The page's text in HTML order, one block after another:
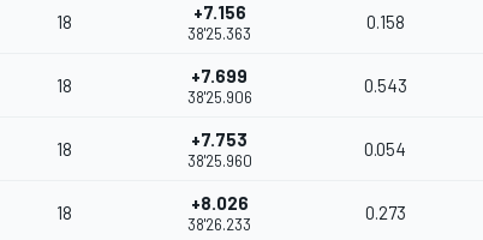
18 +7.156
38'25.363
0.158
18 +7.699
38'25.906
0.543
18 +7.753
38'25.960
0.054
18 +8.026
38'26.233
0.273